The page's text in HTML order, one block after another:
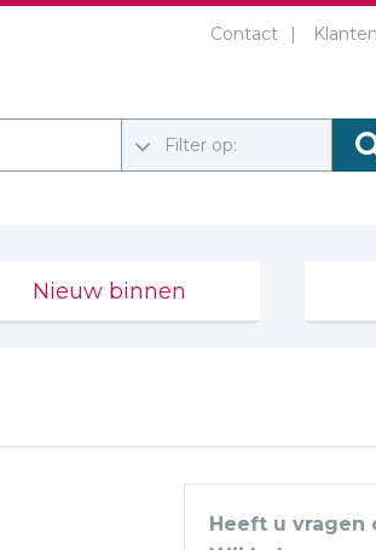
Contact
Filter op:
Nieuw binnen
Heeft u vragen